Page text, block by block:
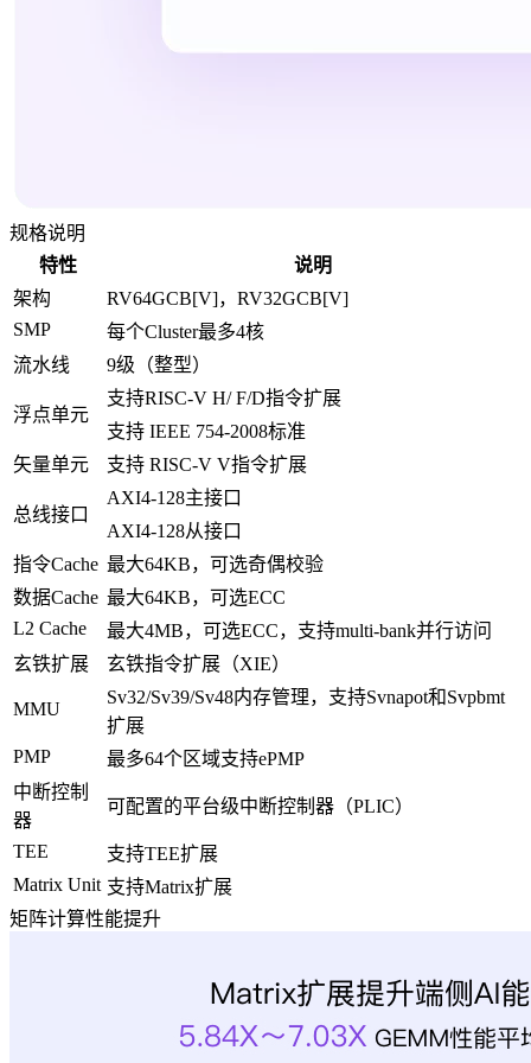
规格说明
特性
说明
架构
RV64GCB[V]，RV32GCB[V]
SMP
每个Cluster最多4核
流水线
9级（整型）
浮点单元
支持RISC-V H/ F/D指令扩展
支持 IEEE 754-2008标准
矢量单元
支持 RISC-V V指令扩展
总线接口
AXI4-128主接口
AXI4-128从接口
指令Cache 最大64KB，可选奇偶校验
数据Cache 最大64KB，可选ECC
L2 Cache
最大4MB，可选ECC，支持multi-bank并行访问
玄铁扩展
玄铁指令扩展（XIE）
MMU
Sv32/Sv39/Sv48内存管理，支持Svnapot和Svpbmt
扩展
PMP
最多64个区域支持ePMP
中断控制
器
可配置的平台级中断控制器（PLIC）
TEE
支持TEE扩展
Matrix Unit 支持Matrix扩展
矩阵计算性能提升